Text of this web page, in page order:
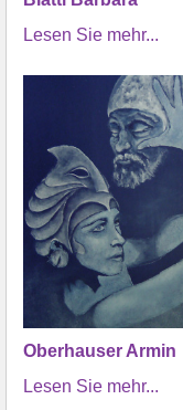
Lesen Sie mehr...
Oberhauser Armin
Lesen Sie mehr...